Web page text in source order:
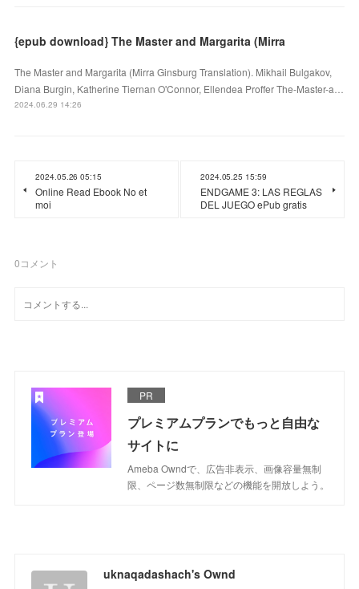
{epub download} The Master and Margarita (Mirra
The Master and Margarita (Mirra Ginsburg Translation). Mikhail Bulgakov,
Diana Burgin, Katherine Tiernan O'Connor, Ellendea Proffer The-Master-a…
2024.06.29 14:26
2024.05.26 05:15
Online Read Ebook No et
moi
2024.05.25 15:59
ENDGAME 3: LAS REGLAS
DEL JUEGO ePub gratis
0コメント
PR
プレミアムプランでもっと自由な
サイトに
Ameba Owndで、広告非表示、画像容量無制
限、ページ数無制限などの機能を開放しよう。
uknaqadashach's Ownd